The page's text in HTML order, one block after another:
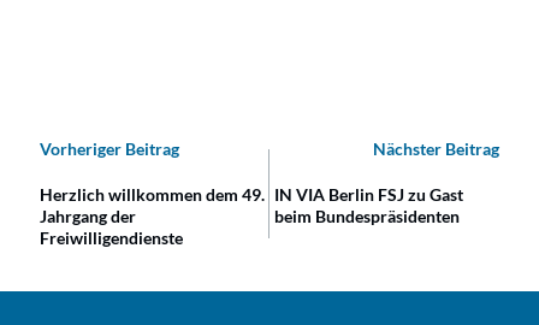
Vorheriger Beitrag Nächster Beitrag
Herzlich willkommen dem 49.
Jahrgang der
Freiwilligendienste
IN VIA Berlin FSJ zu Gast
beim Bundespräsidenten